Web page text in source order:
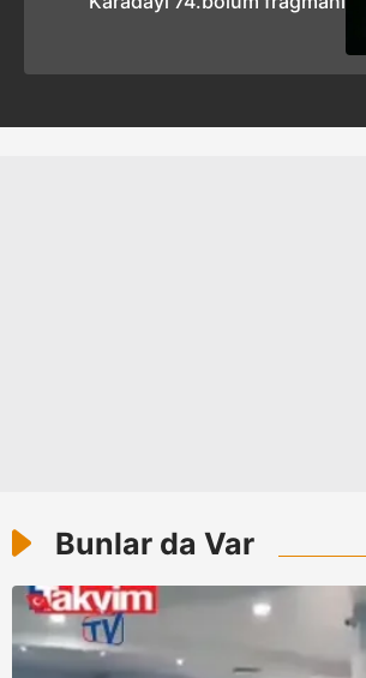
ilgili mevzuata uygun olarak kullanılan
Bunlar da Var